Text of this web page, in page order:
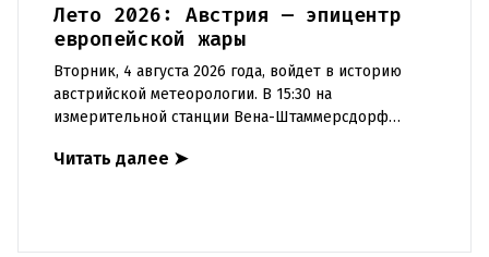
Лето 2026: Австрия — эпицентр
европейской жары
Вторник, 4 августа 2026 года, войдет в историю
австрийской метеорологии. В 15:30 на
измерительной станции Вена-Штаммерсдорф
Цельсия. Это абсолютный рекорд з
Читать далее ➤